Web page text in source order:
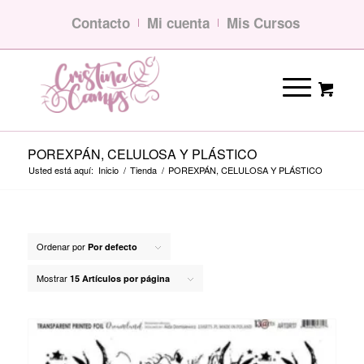
Contacto Mi cuenta Mis Cursos
POREXPÁN, CELULOSA Y PLÁSTICO
Usted está aquí: Inicio / Tienda / POREXPÁN, CELULOSA Y PLÁSTICO
Ordenar por Por defecto
Mostrar 15 Artículos por página